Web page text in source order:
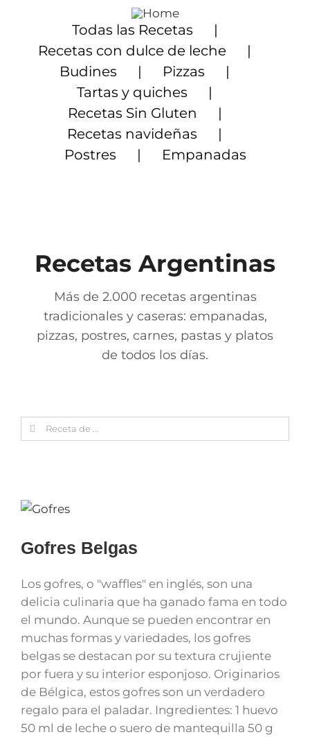
contenido
Todas las Recetas
Recetas con dulce de leche
Budines
Pizzas
Tartas y quiches
Recetas Sin Gluten
Recetas navideñas
Postres
Empanadas
Recetas Argentinas
Más de 2.000 recetas argentinas
tradicionales y caseras: empanadas,
pizzas, postres, carnes, pastas y platos
de todos los días.
Search
for:
Gofres Belgas
Los gofres, o "waffles" en inglés, son una
delicia culinaria que ha ganado fama en todo
el mundo. Aunque se pueden encontrar en
muchas formas y variedades, los gofres
belgas se destacan por su textura crujiente
por fuera y su interior esponjoso. Originarios
de Bélgica, estos gofres son un verdadero
regalo para el paladar. Ingredientes: 1 huevo
50 ml de leche o suero de mantequilla 50 g